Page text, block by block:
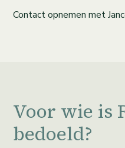
Contact opnemen met
Voor wie is
bedoeld?